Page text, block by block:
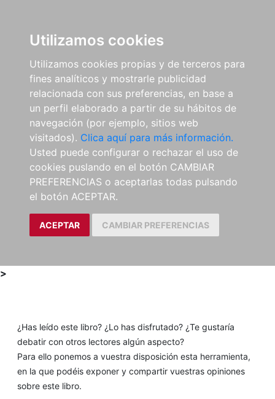
Utilizamos cookies
Utilizamos cookies propias y de terceros para
fines analíticos y mostrarle publicidad
relacionada con sus preferencias, en base a
un perfil elaborado a partir de su hábitos de
navegación (por ejemplo, sitios web
visitados). Clica aquí para más información.
Usted puede configurar o rechazar el uso de
cookies puslando en el botón CAMBIAR
PREFERENCIAS o aceptarlas todas pulsando
el botón ACEPTAR.
ACEPTAR CAMBIAR PREFERENCIAS
>
¿Has leído este libro? ¿Lo has disfrutado? ¿Te gustaría
debatir con otros lectores algún aspecto?
Para ello ponemos a vuestra disposición esta herramienta,
en la que podéis exponer y compartir vuestras opiniones
sobre este libro.